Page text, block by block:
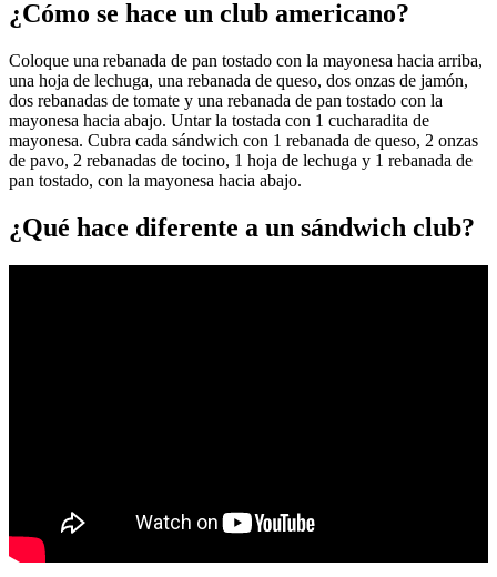
¿Cómo se hace un club americano?
Coloque una rebanada de pan tostado con la mayonesa hacia arriba,
una hoja de lechuga, una rebanada de queso, dos onzas de jamón,
dos rebanadas de tomate y una rebanada de pan tostado con la
mayonesa hacia abajo. Untar la tostada con 1 cucharadita de
mayonesa. Cubra cada sándwich con 1 rebanada de queso, 2 onzas
de pavo, 2 rebanadas de tocino, 1 hoja de lechuga y 1 rebanada de
pan tostado, con la mayonesa hacia abajo.
¿Qué hace diferente a un sándwich club?